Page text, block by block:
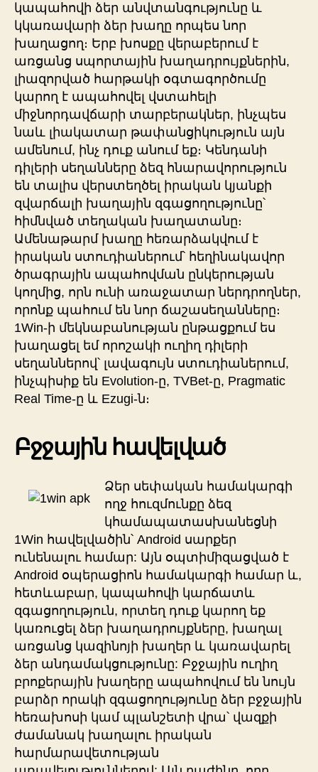
կապահովի ձեր անվտանգությունը և
կկառավարի ձեր խաղը որպես նոր
խաղացող։ Երբ խոսքը վերաբերում է
առցանց սպորտային խաղադրույքներին,
լիազորված հարթակի օգտագործումը
կարող է ապահովել վստահելի
միջնորդավճարի տարբերակներ, ինչպես
նաև լիակատար թափանցիկություն այն
ամենում, ինչ դուք անում եք։ Կենդանի
դիլերի սեղանները ձեզ հնարավորություն
են տալիս վերստեղծել իրական կյանքի
զվարճալի խաղային զգացողությունը՝
հիմնված տեղական խաղատանը։
Ամենաթարմ խաղը հեռարձակվում է
իրական ստուդիաներում՝ հեղինակավոր
ծրագրային ապահովման ընկերության
կողմից, որն ունի առաջատար ներդրողներ,
որոնք պահում են նոր ճաշասեղանները։
1Win-ի մեկնաբանության ընթացքում ես
խաղացել եմ որոշակի ուղիղ դիլերի
սեղաններով՝ լավագույն ստուդիաներում,
ինչպիսիք են Evolution-ը, TVBet-ը, Pragmatic
Real Time-ը և Ezugi-ն։
Բջջային հավելված
Ձեր սեփական համակարգի
ողջ հուզմունքը ձեզ
կհամապատասխանեցնի
1Win հավելվածին՝ Android սարքեր
ունենալու համար: Այն օպտիմիզացված է
Android օպերացիոն համակարգի համար և,
հետևաբար, կապահովի կարճատև
զգացողություն, որտեղ դուք կարող եք
կառուցել ձեր խաղադրույքները, խաղալ
առցանց կազինոյի խաղեր և կառավարել
ձեր անդամակցությունը: Բջջային ուղիղ
բրոքերային խաղերը ապահովում են նույն
բարձր որակի զգացողությունը ձեր բջջային
հեռախոսի կամ պլանշետի վրա՝ վազքի
ժամանակ խաղալու իրական
հարմարավետության